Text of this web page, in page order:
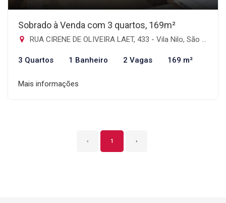
Sobrado à Venda com 3 quartos, 169m²
RUA CIRENE DE OLIVEIRA LAET, 433 - Vila Nilo, São Paulo-SP
3 Quartos 1 Banheiro 2 Vagas 169 m²
Mais informações
‹ 1 ›